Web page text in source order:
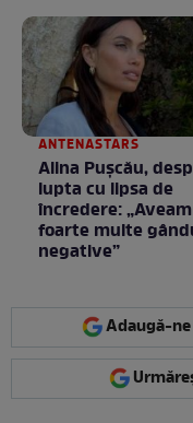
ANTENASTARS
Alina Pușcău,
lupta cu lipsa de
încredere: „Aveam
foarte multe
negative”
Adaugă-